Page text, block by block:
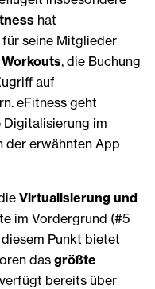
hat
für seine Mitglieder
, die Buchung
auf
eFitness geht
im
der erwähnten App
Virtualisierung und
im Vordergrund (#5
Punkt bietet
dasgrößte
bereits über